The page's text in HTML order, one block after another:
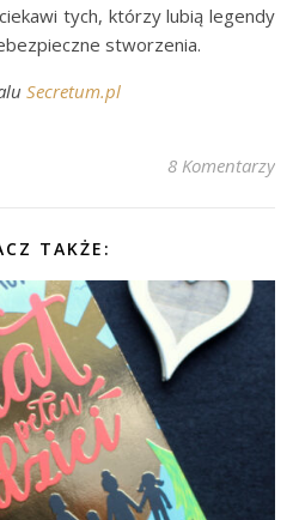
tych, którzy lubią legendy
stworzenia.
Secretum.pl
8 Komentarzy
TAKŻE: